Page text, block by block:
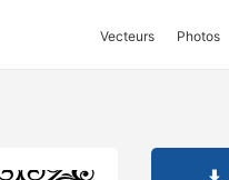
Vecteurs Photos